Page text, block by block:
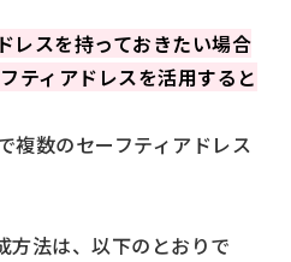
レスを持っておきたい場合
ティアドレスを活用すると
複数のセーフティアドレス
方法は、以下のとおりで